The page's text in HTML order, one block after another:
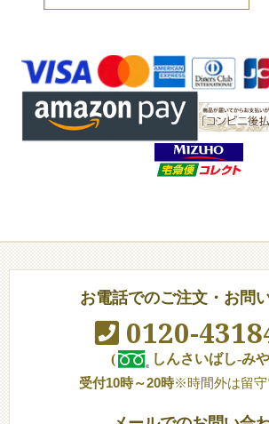
お電話でのご注文・お問
0120-
(
しんさいばし-み
受付10時～20時※時間外は留守